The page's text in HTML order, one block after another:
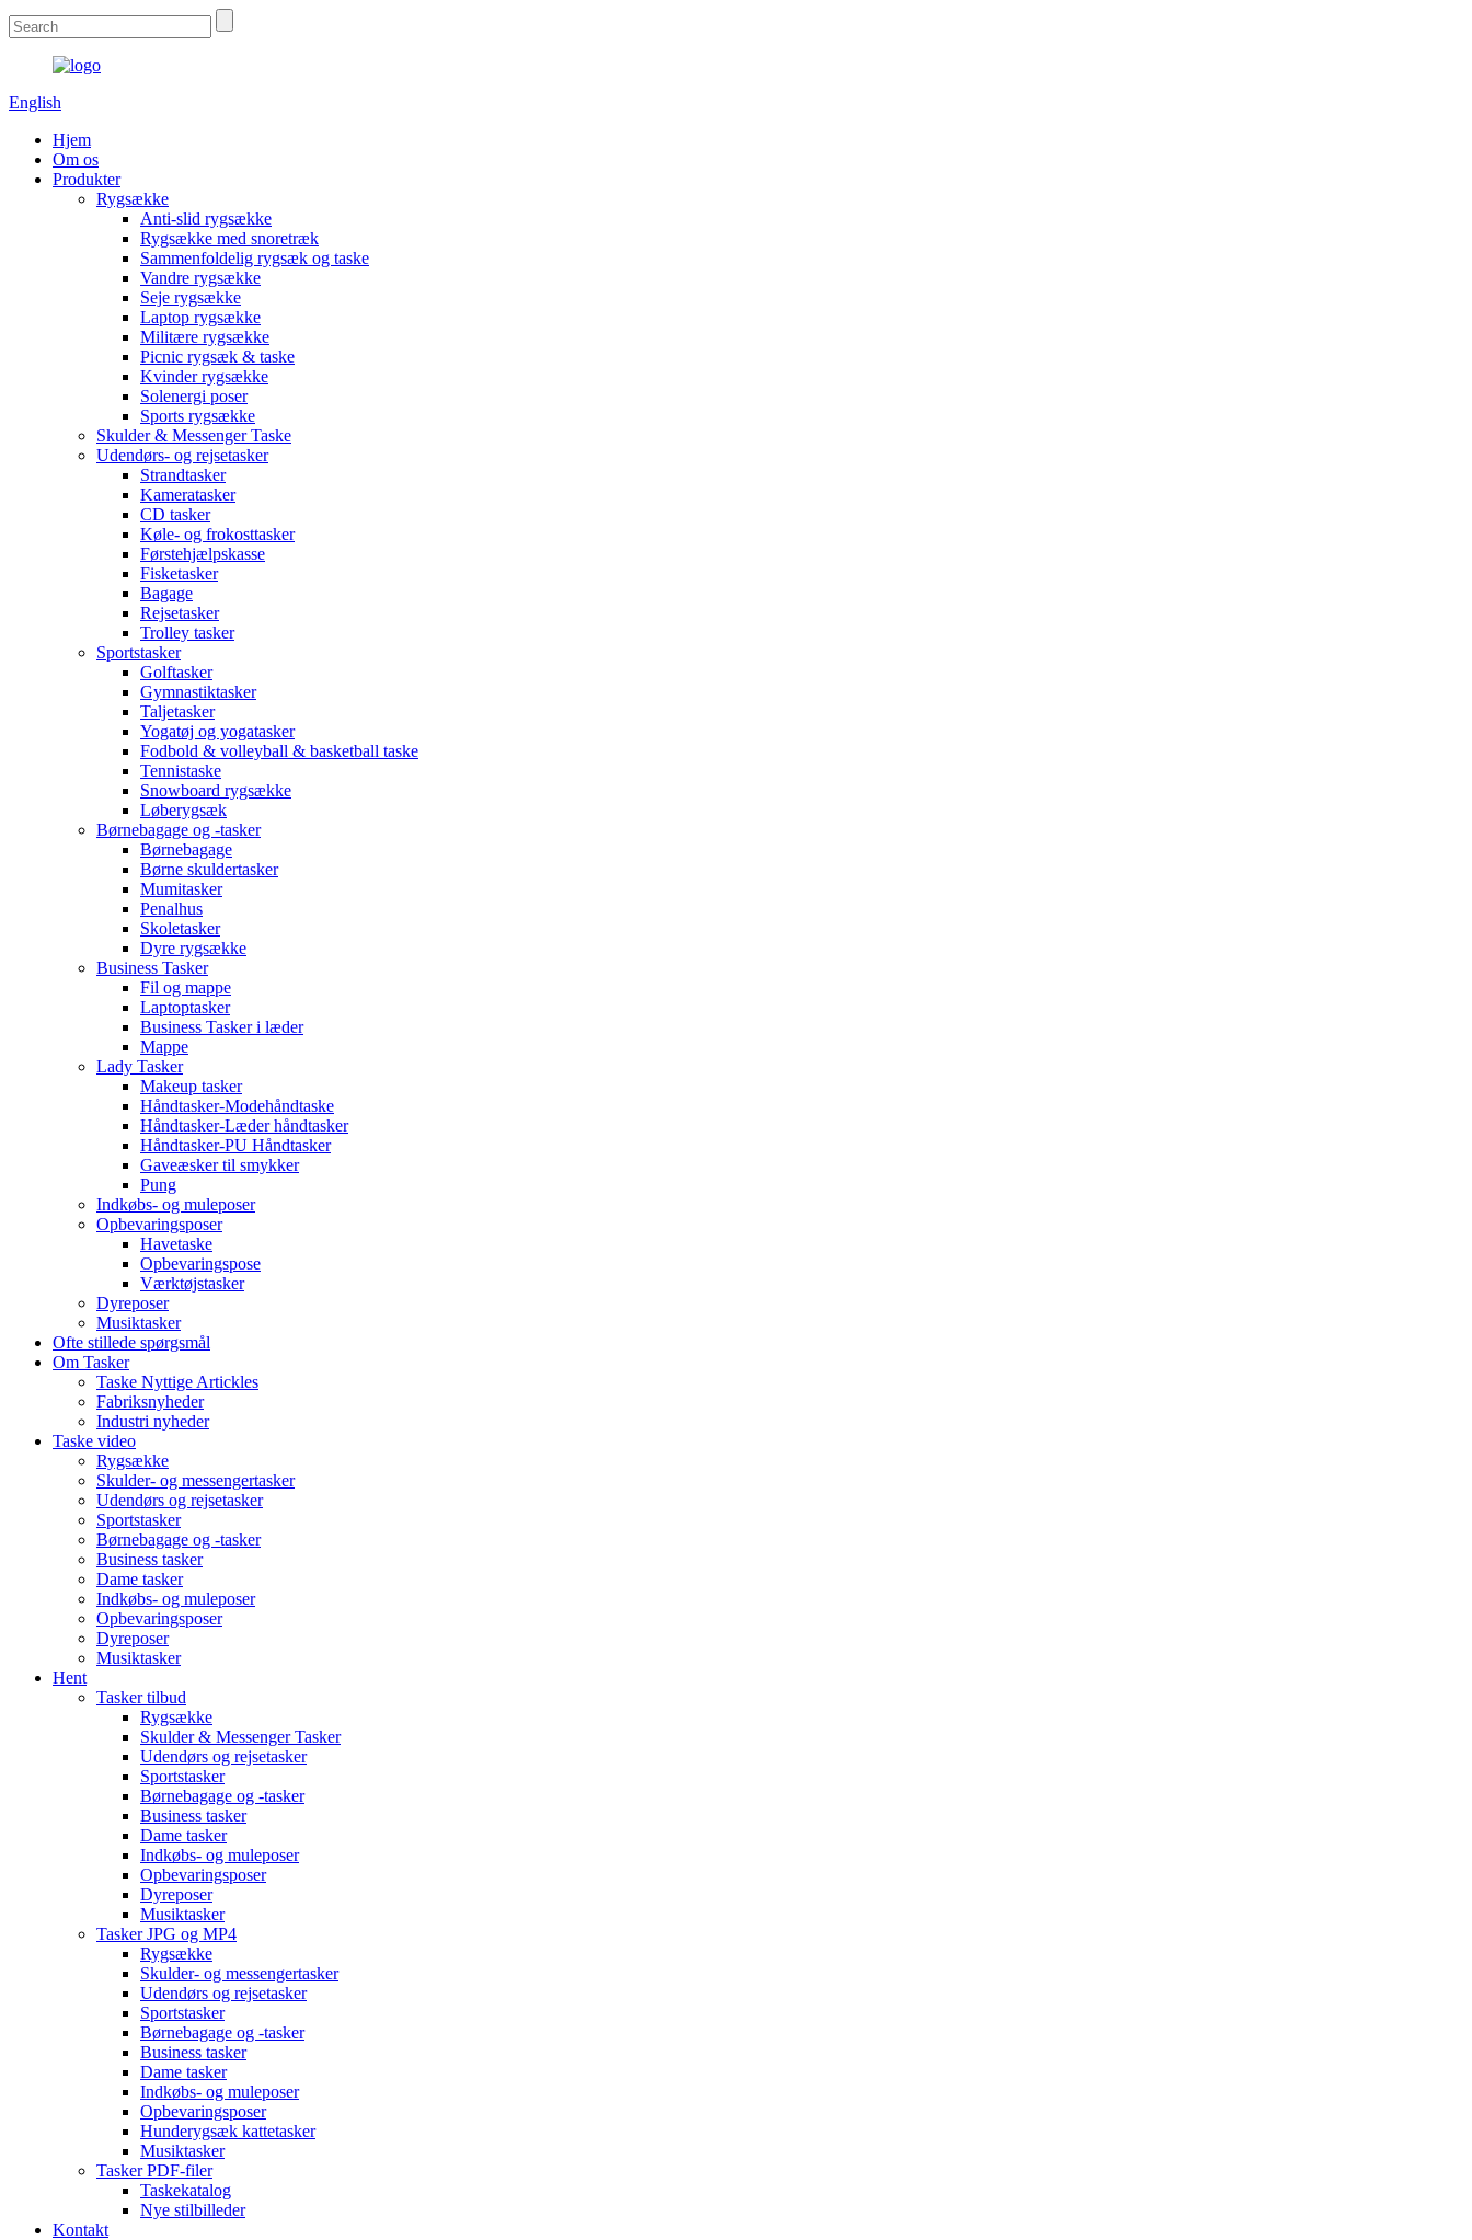
English
Hjem
Om os
Produkter
Rygsække
Anti-slid rygsække
Rygsække med snoretræk
Sammenfoldelig rygsæk og taske
Vandre rygsække
Seje rygsække
Laptop rygsække
Militære rygsække
Picnic rygsæk & taske
Kvinder rygsække
Solenergi poser
Sports rygsække
Skulder & Messenger Taske
Udendørs- og rejsetasker
Strandtasker
Kameratasker
CD tasker
Køle- og frokosttasker
Førstehjælpskasse
Fisketasker
Bagage
Rejsetasker
Trolley tasker
Sportstasker
Golftasker
Gymnastiktasker
Taljetasker
Yogatøj og yogatasker
Fodbold & volleyball & basketball taske
Tennistaske
Snowboard rygsække
Løberygsæk
Børnebagage og -tasker
Børnebagage
Børne skuldertasker
Mumitasker
Penalhus
Skoletasker
Dyre rygsække
Business Tasker
Fil og mappe
Laptoptasker
Business Tasker i læder
Mappe
Lady Tasker
Makeup tasker
Håndtasker-Modehåndtaske
Håndtasker-Læder håndtasker
Håndtasker-PU Håndtasker
Gaveæsker til smykker
Pung
Indkøbs- og muleposer
Opbevaringsposer
Havetaske
Opbevaringspose
Værktøjstasker
Dyreposer
Musiktasker
Ofte stillede spørgsmål
Om Tasker
Taske Nyttige Artickles
Fabriksnyheder
Industri nyheder
Taske video
Rygsække
Skulder- og messengertasker
Udendørs og rejsetasker
Sportstasker
Børnebagage og -tasker
Business tasker
Dame tasker
Indkøbs- og muleposer
Opbevaringsposer
Dyreposer
Musiktasker
Hent
Tasker tilbud
Rygsække
Skulder & Messenger Tasker
Udendørs og rejsetasker
Sportstasker
Børnebagage og -tasker
Business tasker
Dame tasker
Indkøbs- og muleposer
Opbevaringsposer
Dyreposer
Musiktasker
Tasker JPG og MP4
Rygsække
Skulder- og messengertasker
Udendørs og rejsetasker
Sportstasker
Børnebagage og -tasker
Business tasker
Dame tasker
Indkøbs- og muleposer
Opbevaringsposer
Hunderygsæk kattetasker
Musiktasker
Tasker PDF-filer
Taskekatalog
Nye stilbilleder
Kontakt